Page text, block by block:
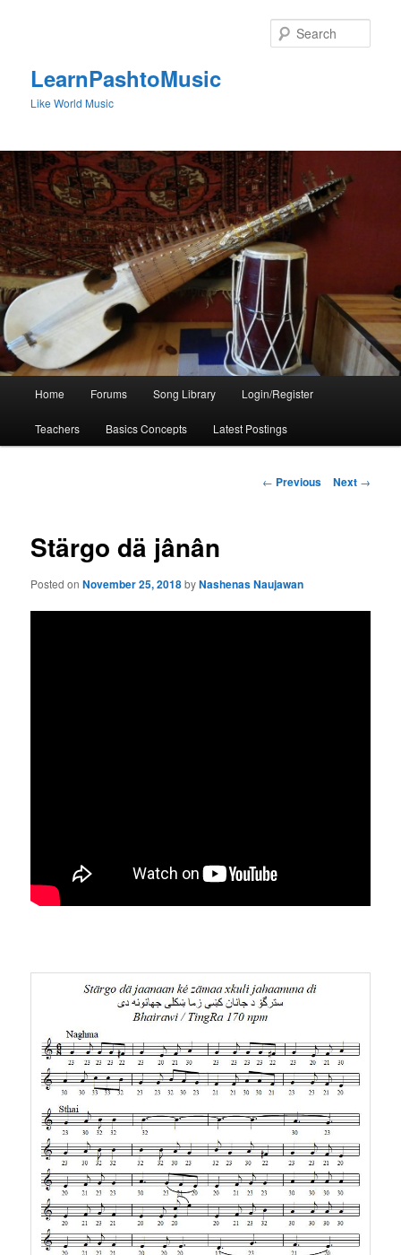
LearnPashtoMusic
Like World Music
Home Forums Song Library Login/Register
Teachers Basics Concepts Latest Postings
Post
← Previous Next →
Stärgo dä jânân
Posted onNovember 25, 2018byNashenas Naujawan